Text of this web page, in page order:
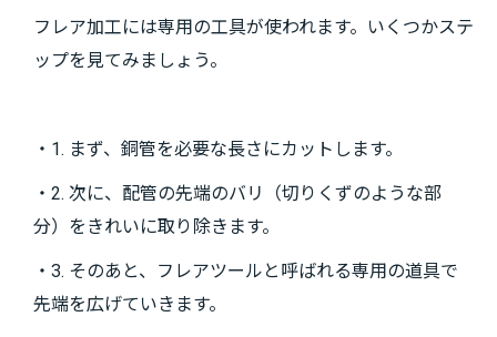
フレア加工には専用の工具が使われます。いくつかステ
ップを見てみましょう。
・1. まず、銅管を必要な長さにカットします。
・2. 次に、配管の先端のバリ（切りくずのような部
分）をきれいに取り除きます。
・3. そのあと、フレアツールと呼ばれる専用の道具で
先端を広げていきます。